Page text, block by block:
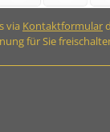
via Kontaktformular
für Sie